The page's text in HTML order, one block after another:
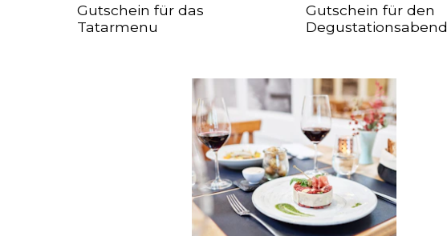
Gutschein für das
Tatarmenu
Gutschein für den
Degustationsabend